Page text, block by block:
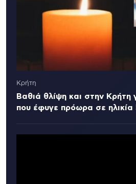
Κρήτη
Βαθιά θλίψη και στην Κρήτη
που έφυγε πρόωρα σε ηλικία